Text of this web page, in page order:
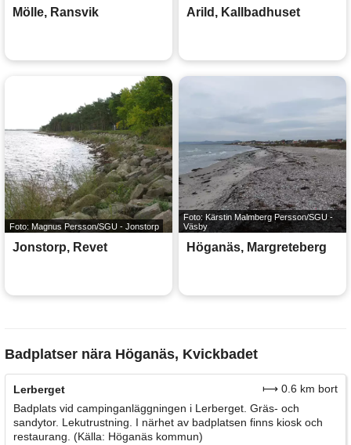
Mölle, Ransvik Arild, Kallbadhuset
Foto: Magnus Persson/SGU - Jonstorp
Jonstorp, Revet
Foto: Kärstin Malmberg Persson/SGU -
Väsby
Höganäs, Margreteberg
Badplatser nära Höganäs, Kvickbadet
Lerberget
⟼ 0.6 km bort
Badplats vid campinganläggningen i Lerberget. Gräs- och
sandytor. Lekutrustning. I närhet av badplatsen finns kiosk och
restaurang. (Källa: Höganäs kommun)